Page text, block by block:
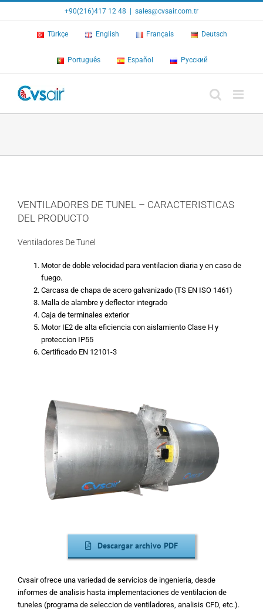
+90(216)417 12 48 sales@cvsair.com.tr
Türkçe English Français Deutsch
Português Español Русский
VENTILADORES DE TUNEL – CARACTERISTICAS
DEL PRODUCTO
Ventiladores De Tunel
Motor de doble velocidad para ventilacion diaria y en caso de
fuego.
Carcasa de chapa de acero galvanizado (TS EN ISO 1461)
Malla de alambre y deflector integrado
Caja de terminales exterior
Motor IE2 de alta eficiencia con aislamiento Clase H y
proteccion IP55
Certificado EN 12101-3
Descargar archivo PDF
Cvsair ofrece una variedad de servicios de ingenieria, desde
informes de analisis hasta implementaciones de ventilacion de
tuneles (programa de seleccion de ventiladores, analisis CFD, etc.).